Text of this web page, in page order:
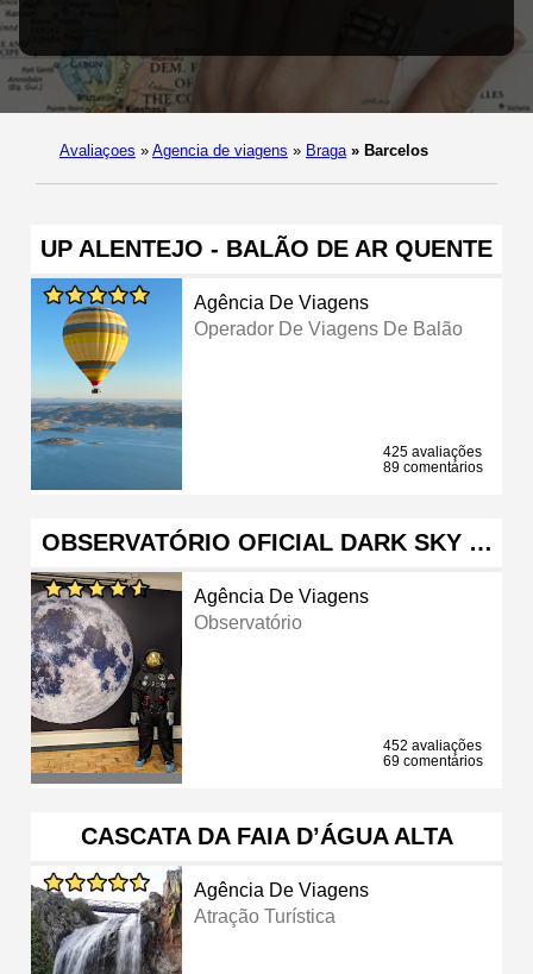
Avaliaçoes » Agencia de viagens » Braga » Barcelos
UP ALENTEJO - BALÃO DE AR QUENTE
Agência De Viagens
Operador De Viagens De Balão
425 avaliações
89 comentários
OBSERVATÓRIO OFICIAL DARK SKY …
Agência De Viagens
Observatório
452 avaliações
69 comentários
CASCATA DA FAIA D’ÁGUA ALTA
Agência De Viagens
Atração Turística